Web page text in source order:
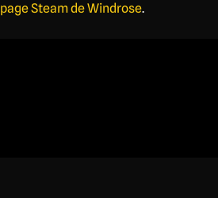
page Steam de Windrose.